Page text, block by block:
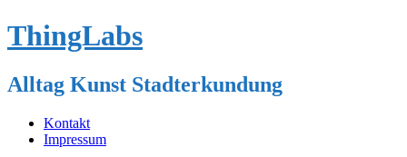
ThingLabs
Alltag Kunst Stadterkundung
Kontakt
Impressum